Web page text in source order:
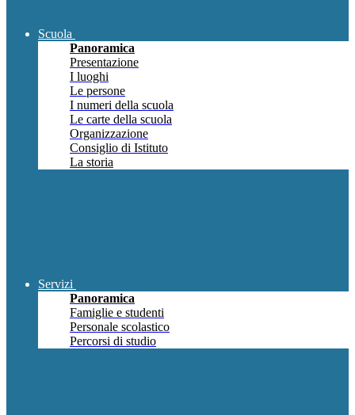
Scuola
Panoramica
Presentazione
I luoghi
Le persone
I numeri della scuola
Le carte della scuola
Organizzazione
Consiglio di Istituto
La storia
Servizi
Panoramica
Famiglie e studenti
Personale scolastico
Percorsi di studio